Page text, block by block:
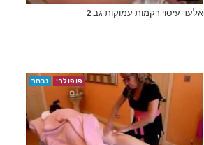
אלעד עיסוי רקמות עמוקות גב 2
פופולרי נבחר